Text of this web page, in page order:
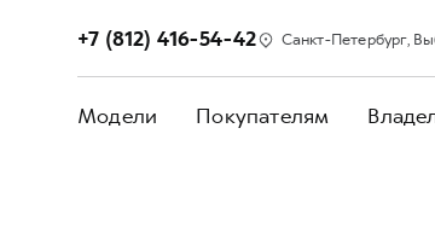
+7 (812) 416-54-42 Санкт-Петербург,
Модели Покупателям